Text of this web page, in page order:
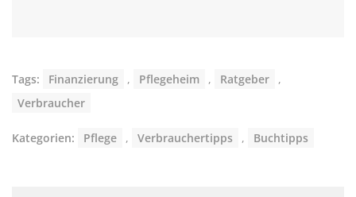
Tags: Finanzierung , Pflegeheim , Ratgeber
,
Verbraucher
Kategorien: Pflege , Verbrauchertipps , Buchtipps